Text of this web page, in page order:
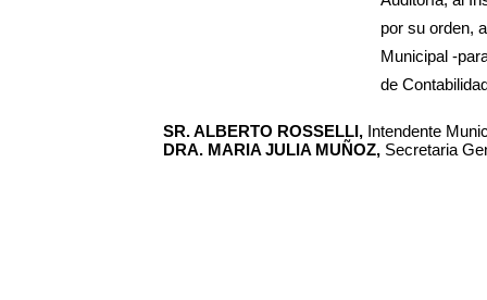
por su orden,
Municipal -
de
SR. ALBERTO ROSSELLI, Intendente
DRA. MARIA JULIA MUÑOZ, Secretaria